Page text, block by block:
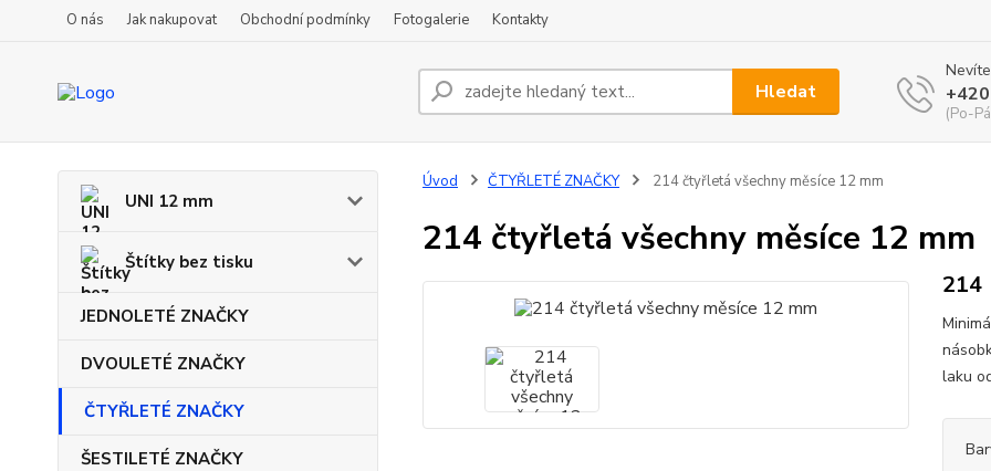
O nás Jak nakupovat Obchodní podmínky Fotogalerie Kontakty
Hledat
(Po-
UNI 12 mm
Štítky bez tisku
JEDNOLETÉ ZNAČKY
DVOULETÉ ZNAČKY
ČTYŘLETÉ ZNAČKY
ŠESTILETÉ ZNAČKY
Úvod ČTYŘLETÉ ZNAČKY 214 čtyřletá všechny měsíce 12 mm
214 čtyřletá všechny měsíce 12 mm
214
laku